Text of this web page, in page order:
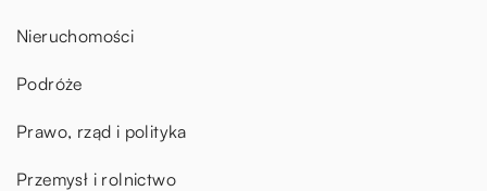
Nieruchomości
Podróże
Prawo, rząd i polityka
Przemysł i rolnictwo